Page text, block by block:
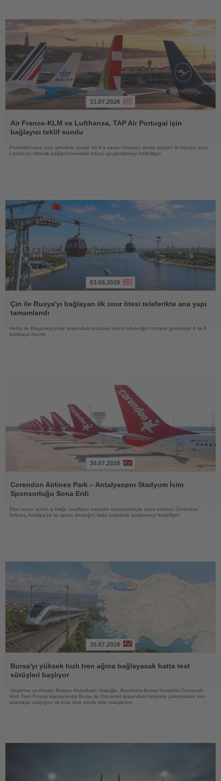
Oku
31.07.2026
Air France-KLM ve Lufthansa, TAP Air Portugal için
bağlayıcı teklif sundu
Portekizli hava yolu şirketinin yüzde 44,9’a varan hissesini almak isteyen iki Avrupa devi,
Lizbon’un Atlantik bağlantılarındaki rolünü güçlendirmeyi hedefliyor
Oku
03.08.2026
Çin ile Rusya'yı bağlayan ilk sınır ötesi teleferikte ana yapı
tamamlandı
Heihe ile Blagoveşçensk arasındaki yolculuk süresi teleferiğin hizmete girmesiyle 6 ila 8
dakikaya inecek
Oku
30.07.2026
Corendon Airlines Park – Antalyaspor Stadyum İsim
Sponsorluğu Sona Erdi
Dört sezon süren iş birliği, tarafların karşılıklı mutabakatıyla sona ererken Corendon
Airlines, Antalya'ya ve spora desteğini farklı projelerle sürdürmeyi hedefliyor
Oku
30.07.2026
Bursa'yı yüksek hızlı tren ağına bağlayacak hatta test
sürüşleri başlıyor
Ulaştırma ve Altyapı Bakanı Abdulkadir Uraloğlu, Bandırma-Bursa-Yenişehir-Osmaneli
Hızlı Tren Projesi kapsamında Bursa ile Osmaneli arasındaki kesimde çalışmaların son
aşamaya ulaştığını ve kısa süre içinde test sürüşlerine